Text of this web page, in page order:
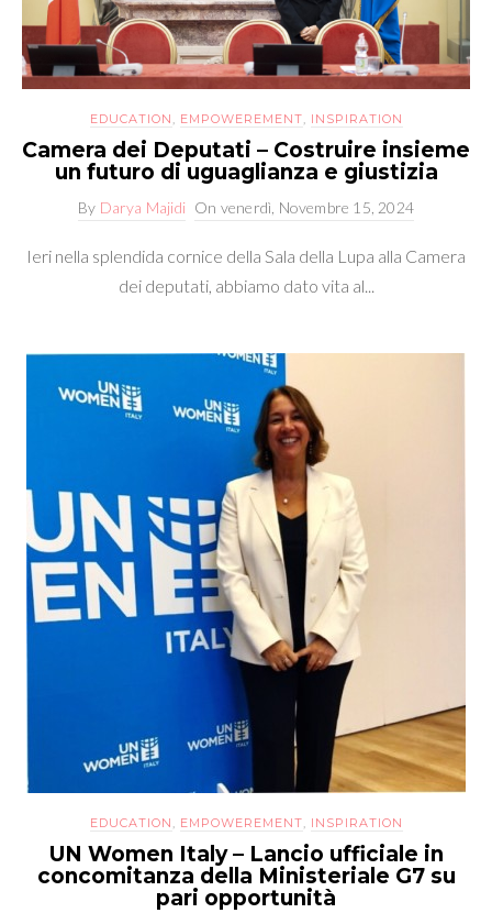
EDUCATION , EMPOWEREMENT, INSPIRATION
Camera dei Deputati – Costruire insieme
un futuro di uguaglianza e giustizia
By Darya Majidi On venerdì, Novembre 15, 2024
Ieri nella splendida cornice della Sala della Lupa alla Camera
dei deputati, abbiamo dato vita al...
EDUCATION , EMPOWEREMENT, INSPIRATION
UN Women Italy – Lancio ufficiale in
concomitanza della Ministeriale G7 su
pari opportunità